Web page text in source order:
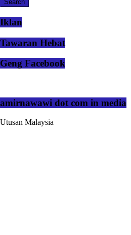
Iklan
Tawaran Hebat
Geng Facebook
amirnawawi dot com in media
Utusan Malaysia